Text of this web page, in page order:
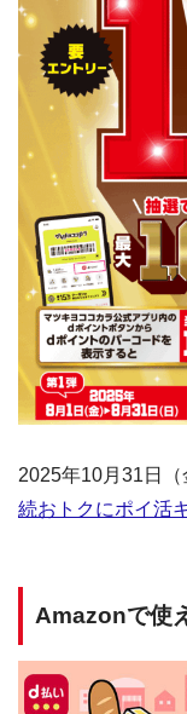
2025年10月31日（
続おトクにポイ活
Amazonで使